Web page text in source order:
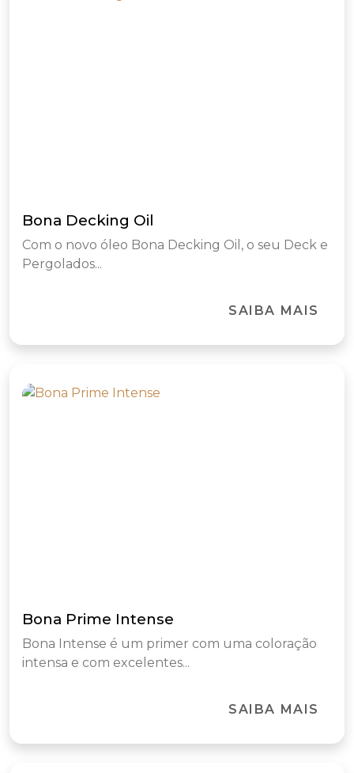
Bona Decking Oil
Com o novo óleo Bona Decking Oil, o seu Deck e
Pergolados...
SAIBA MAIS
Bona Prime Intense
Bona Intense é um primer com uma coloração
intensa e com excelentes...
SAIBA MAIS